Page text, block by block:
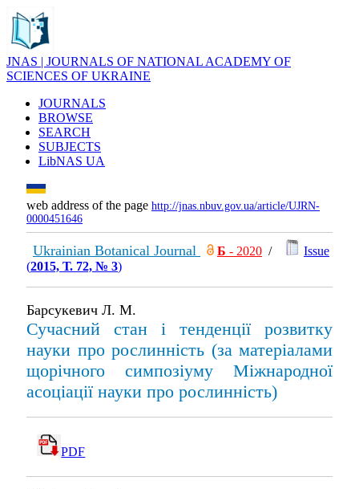
JNAS | JOURNALS OF NATIONAL ACADEMY OF
SCIENCES OF UKRAINE
JOURNALS
BROWSE
SEARCH
SUBJECTS
LibNAS UA
web address of the page http://jnas.nbuv.gov.ua/article/UJRN-
0000451646
Ukrainian Botanical Journal Б - 2020 /
Issue
(2015, Т. 72, № 3)
Барсукевич Л. М.
Сучасний стан і тенденції розвитку
науки про рослинність (за матеріалами
щорічного симпозіуму Міжнародної
асоціації науки про рослинність)
PDF